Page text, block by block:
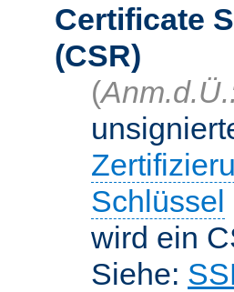
Certificate
(CSR)
(
Schlüssel
wird ein
Siehe: